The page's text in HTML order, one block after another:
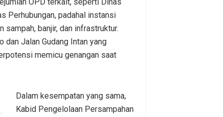
Perhubungan, padahal instansi
banjir, dan infrastruktur.
Jalan Gudang Intan yang
memicu genangan saat
Dalam kesempatan yang sama,
Kabid Pengelolaan Persampahan